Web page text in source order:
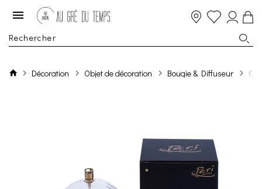
Décoration Objet de décoration Bougie & Diffuseur Oil